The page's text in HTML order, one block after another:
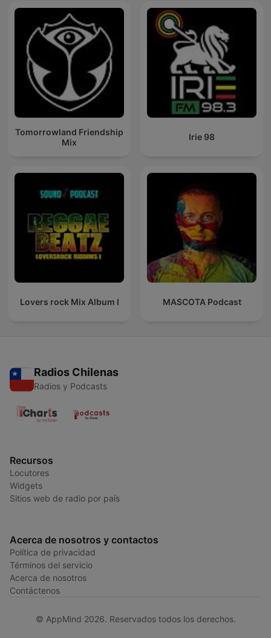
Tomorrowland Friendship
Mix
Irie 98
Lovers rock Mix Album I MASCOTA Podcast
Radios Chilenas
Radios y Podcasts
Recursos
Locutores
Widgets
Sitios web de radio por país
Acerca de nosotros y contactos
Política de privacidad
Términos del servicio
Acerca de nosotros
Contáctenos
© AppMind 2026. Reservados todos los derechos.